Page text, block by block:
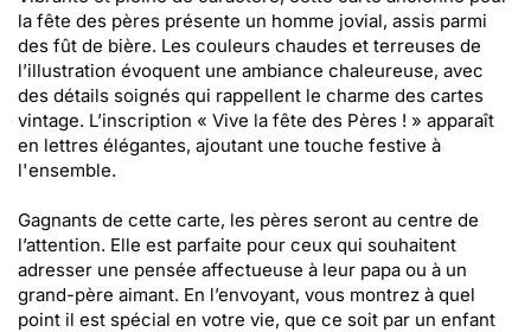
la fête des pères présente un homme jovial, assis parmi
des fût de bière. Les couleurs chaudes et terreuses de
l’illustration évoquent une ambiance chaleureuse, avec
des détails soignés qui rappellent le charme des cartes
vintage. L’inscription « Vive la fête des Pères ! » apparaît
en lettres élégantes, ajoutant une touche festive à
l'ensemble.
Gagnants de cette carte, les pères seront au centre de
l’attention. Elle est parfaite pour ceux qui souhaitent
adresser une pensée affectueuse à leur papa ou à un
grand-père aimant. En l’envoyant, vous montrez à quel
point il est spécial en votre vie, que ce soit par un enfant